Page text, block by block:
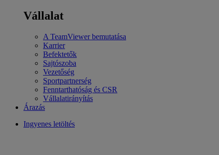
Vállalat
A TeamViewer bemutatása
Karrier
Befektetők
Sajtószoba
Vezetőség
Sportpartnerség
Fenntarthatóság és CSR
Vállalatirányítás
Árazás
Ingyenes letöltés